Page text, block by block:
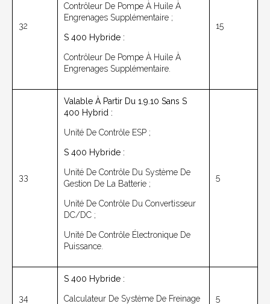
32
Contrôleur De Pompe À Huile À
Engrenages Supplémentaire ;
S 400 Hybride :
Contrôleur De Pompe À Huile À
Engrenages Supplémentaire.
15
33
Valable À Partir Du 1.9.10 Sans S
400 Hybrid :
Unité De Contrôle ESP ;
S 400 Hybride :
Unité De Contrôle Du Système De
Gestion De La Batterie ;
Unité De Contrôle Du Convertisseur
DC/DC ;
Unité De Contrôle Électronique De
Puissance.
5
34
S 400 Hybride :
Calculateur De Système De Freinage
5